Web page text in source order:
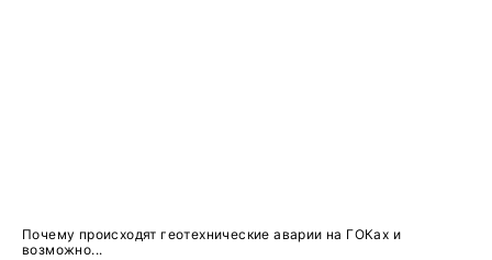
Почему происходят геотехнические аварии на ГОКах и
возможно...